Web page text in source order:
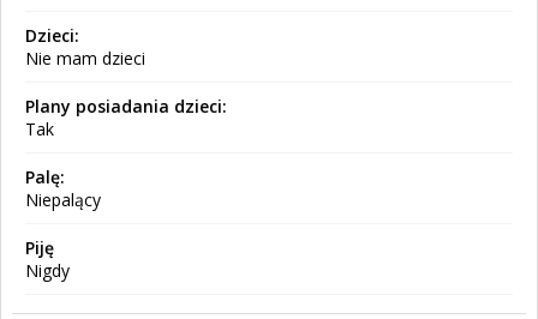
Dzieci:
Nie mam dzieci
Plany posiadania dzieci:
Tak
Palę:
Niepalący
Piję
Nigdy